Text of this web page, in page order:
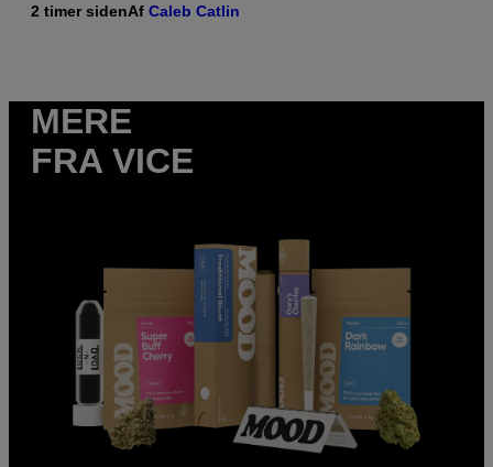
2 timer sidenAf Caleb Catlin
MERE
FRA VICE